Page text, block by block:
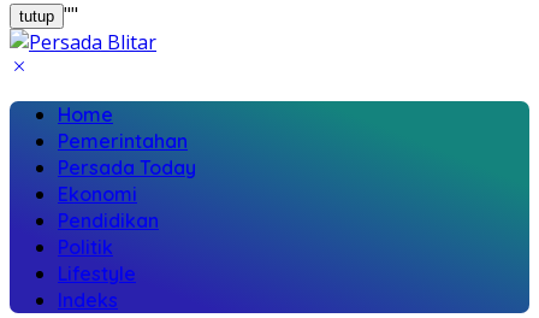
tutup ""
Home
Pemerintahan
Persada Today
Ekonomi
Pendidikan
Politik
Lifestyle
Indeks